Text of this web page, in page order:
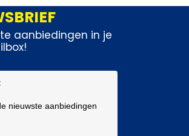
aanbiedingen in je
nieuwste aanbiedingen